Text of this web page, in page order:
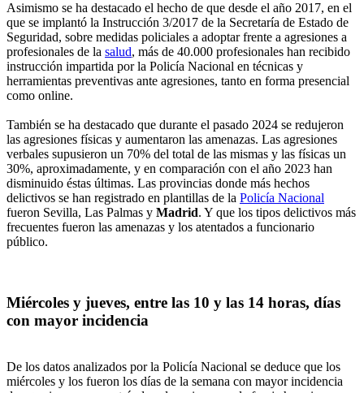
Asimismo se ha destacado el hecho de que desde el año 2017, en el
que se implantó la Instrucción 3/2017 de la Secretaría de Estado de
Seguridad, sobre medidas policiales a adoptar frente a agresiones a
profesionales de la salud, más de 40.000 profesionales han recibido
instrucción impartida por la Policía Nacional en técnicas y
herramientas preventivas ante agresiones, tanto en forma presencial
como online.
También se ha destacado que durante el pasado 2024 se redujeron
las agresiones físicas y aumentaron las amenazas. Las agresiones
verbales supusieron un 70% del total de las mismas y las físicas un
30%, aproximadamente, y en comparación con el año 2023 han
disminuido éstas últimas. Las provincias donde más hechos
delictivos se han registrado en plantillas de la Policía Nacional
fueron Sevilla, Las Palmas y Madrid. Y que los tipos delictivos más
frecuentes fueron las amenazas y los atentados a funcionario
público.
Miércoles y jueves, entre las 10 y las 14 horas, días
con mayor incidencia
De los datos analizados por la Policía Nacional se deduce que los
miércoles y los fueron los días de la semana con mayor incidencia